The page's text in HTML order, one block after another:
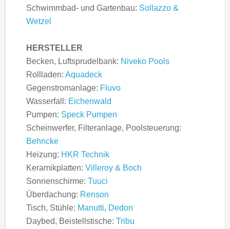
Schwimmbad- und Gartenbau: Sollazzo &
Wetzel
HERSTELLER
Becken, Luftsprudelbank: Niveko Pools
Rollladen: Aquadeck
Gegenstromanlage: Fluvo
Wasserfall: Eichenwald
Pumpen: Speck Pumpen
Scheinwerfer, Filteranlage, Poolsteuerung:
Behncke
Heizung: HKR Technik
Keramikplatten: Villeroy & Boch
Sonnenschirme: Tuuci
Überdachung: Renson
Tisch, Stühle: Manutti, Dedon
Daybed, Beistellstische: Tribu